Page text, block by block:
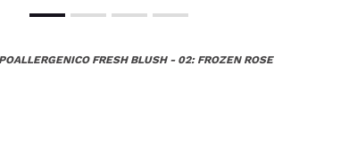
FRESH BLUSH - 02: FROZEN ROSE